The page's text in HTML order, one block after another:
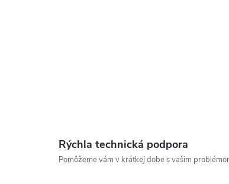
Rýchla technická podpora
Pomôžeme vám v krátkej dobe s vašim